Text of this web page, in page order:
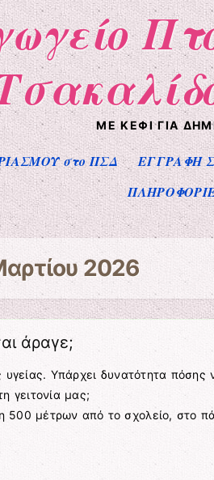
ΜΕ ΚΈΦΙ ΓΙΑ
στο ΠΣΔ ΕΓΓΡΑΦΗ
2026
άραγε;
Υπάρχει δυνατότητα πόσης
γειτονία μας;
μέτρων από το σχολείο, στο